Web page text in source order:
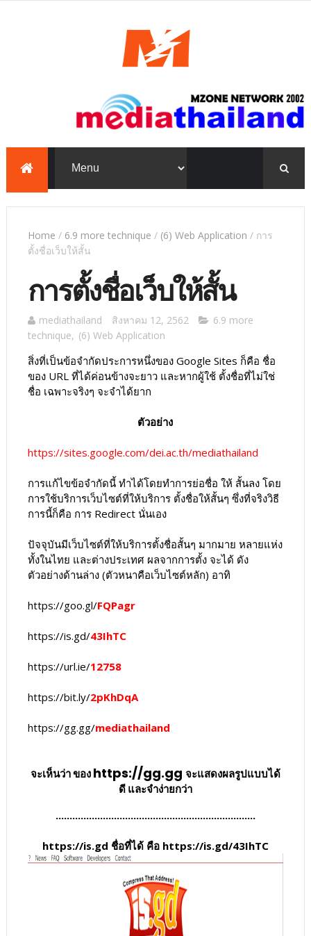
education, e-learning,
PowerPoint, TKP
Home / 6.9 more technique / (6) Web Application / การ
ตั้งชื่อเว็บให้สั้น
การตั้งชื่อเว็บให้สั้น
mediathailand สิงหาคม 12, 2562
6.9 more
technique, (6) Web Application
สิ่งที่เป็นข้อจำกัดประการหนึ่งของ Google Sites ก็คือ ชื่อ
ของ URL ที่ได้ค่อนข้างจะยาว และหากผู้ใช้ ตั้งชื่อที่ไม่ใช่
ชื่อ เฉพาะจริงๆ จะจำได้ยาก
ตัวอย่าง
https://sites.google.com/dei.ac.th/mediathailand
การแก้ไขข้อจำกัดนี้ ทำได้โดยทำการย่อชื่อ ให้ สั้นลง โดย
การใช้บริการเว็บไซต์ที่ให้บริการ ตั้งชื่อให้สั้นๆ ซึ่งที่จริงวิธี
การนี้ก็คือ การ Redirect นั่นเอง
ปัจจุบันมีเว็บไซต์ที่ให้บริการตั้งชื่อสั้นๆ มากมาย หลายแห่ง
ทั้งในไทย และต่างประเทศ ผลจากการตั้ง จะได้ ดัง
ตัวอย่างด้านล่าง (ตัวหนาคือเว็บไซต์หลัก) อาทิ
https://goo.gl/FQPagr
https://is.gd/43IhTC
https://url.ie/12758
https://bit.ly/2pKhDqA
https://gg.gg/mediathailand
จะเห็นว่า ของhttps://gg.gg จะแสดงผลรูปแบบได้
ดี และจำง่ายกว่า
........................................................................
https://is.gd ชื่อที่ได้ คือ https://is.gd/43IhTC